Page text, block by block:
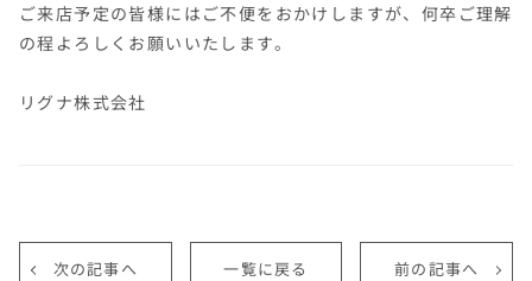
ご来店予定の皆様にはご不便をおかけしますが、何卒ご理解
の程よろしくお願いいたします。
リグナ株式会社
次の記事へ 一覧に戻る 前の記事へ